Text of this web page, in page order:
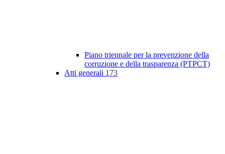
Piano triennale per la prevenzione della
corruzione e della trasparenza (PTPCT)
Atti generali 173